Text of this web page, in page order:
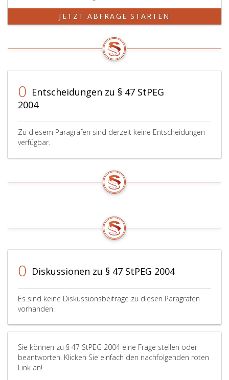
JETZT ABFRAGE STARTEN
0 Entscheidungen zu § 47 StPEG
2004
Zu diesem Paragrafen sind derzeit keine Entscheidungen
verfügbar.
0 Diskussionen zu § 47 StPEG 2004
Es sind keine Diskussionsbeiträge zu diesen Paragrafen
vorhanden.
Sie können zu § 47 StPEG 2004 eine Frage stellen oder
beantworten. Klicken Sie einfach den nachfolgenden roten
Link an!